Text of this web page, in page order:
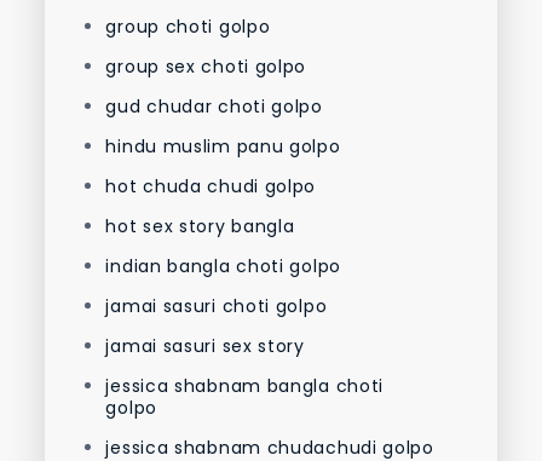
group choti golpo
group sex choti golpo
gud chudar choti golpo
hindu muslim panu golpo
hot chuda chudi golpo
hot sex story bangla
indian bangla choti golpo
jamai sasuri choti golpo
jamai sasuri sex story
jessica shabnam bangla choti
golpo
jessica shabnam chudachudi golpo